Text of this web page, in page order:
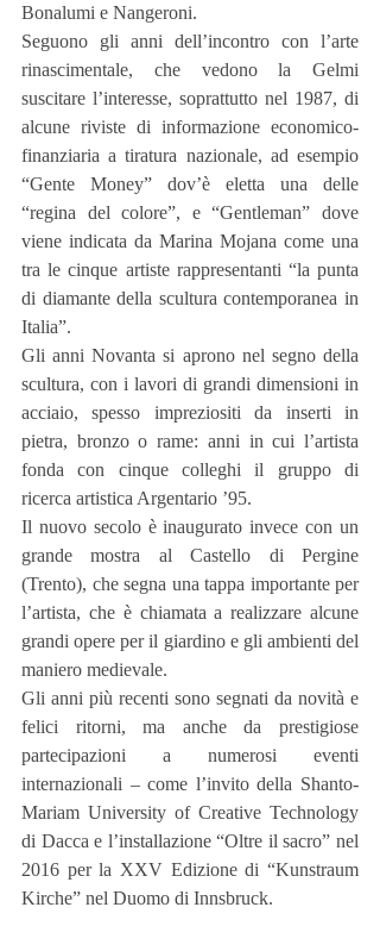
Bonalumi e Nangeroni.
Seguono gli anni dell’incontro con l’arte
rinascimentale, che vedono la Gelmi
suscitare l’interesse, soprattutto nel 1987, di
alcune riviste di informazione economico-
finanziaria a tiratura nazionale, ad esempio
“Gente Money” dov’è eletta una delle
“regina del colore”, e “Gentleman” dove
viene indicata da Marina Mojana come una
tra le cinque artiste rappresentanti “la punta
di diamante della scultura contemporanea in
Italia”.
Gli anni Novanta si aprono nel segno della
scultura, con i lavori di grandi dimensioni in
acciaio, spesso impreziositi da inserti in
pietra, bronzo o rame: anni in cui l’artista
fonda con cinque colleghi il gruppo di
ricerca artistica Argentario ’95.
Il nuovo secolo è inaugurato invece con un
grande mostra al Castello di Pergine
(Trento), che segna una tappa importante per
l’artista, che è chiamata a realizzare alcune
grandi opere per il giardino e gli ambienti del
maniero medievale.
Gli anni più recenti sono segnati da novità e
felici ritorni, ma anche da prestigiose
partecipazioni a numerosi eventi
internazionali – come l’invito della Shanto-
Mariam University of Creative Technology
di Dacca e l’installazione “Oltre il sacro” nel
2016 per la XXV Edizione di “Kunstraum
Kirche” nel Duomo di Innsbruck.